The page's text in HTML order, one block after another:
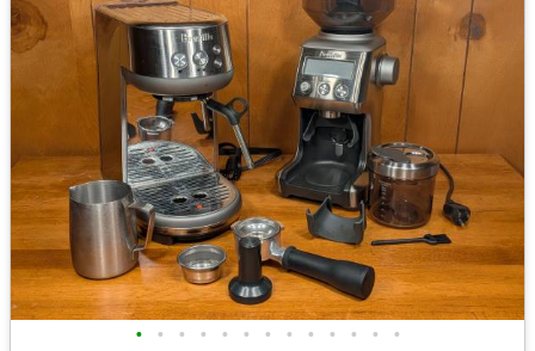
• • • • • • • • • • • • •